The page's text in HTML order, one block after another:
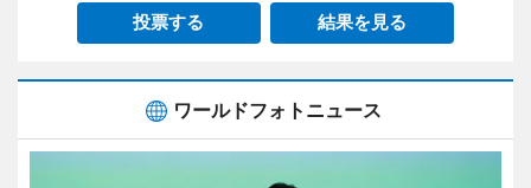
投票する 結果を見る
ワールドフォトニュース